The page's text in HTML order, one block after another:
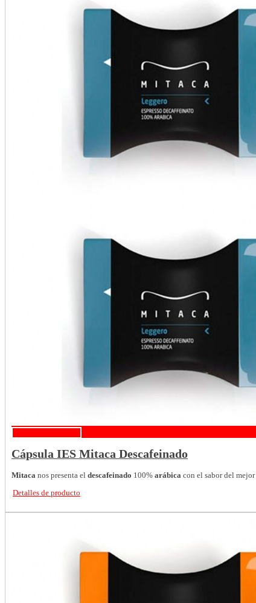
Cápsula IES Mitaca Descafeinado
Mitaca nos presenta el descafeinado 100% arábica con el sabor del mejor
Detalles de producto